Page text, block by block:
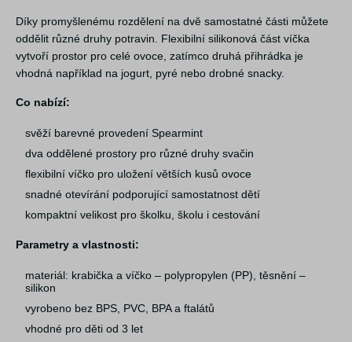
Díky promyšlenému rozdělení na dvě samostatné části můžete
oddělit různé druhy potravin. Flexibilní silikonová část víčka
vytvoří prostor pro celé ovoce, zatímco druhá přihrádka je
vhodná například na jogurt, pyré nebo drobné snacky.
Co nabízí:
svěží barevné provedení Spearmint
dva oddělené prostory pro různé druhy svačin
flexibilní víčko pro uložení větších kusů ovoce
snadné otevírání podporující samostatnost dětí
kompaktní velikost pro školku, školu i cestování
Parametry a vlastnosti:
materiál: krabička a víčko – polypropylen (PP), těsnění –
silikon
vyrobeno bez BPS, PVC, BPA a ftalátů
vhodné pro děti od 3 let